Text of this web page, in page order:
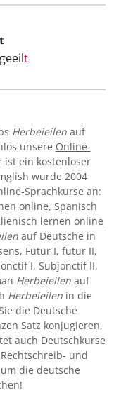
t
Herbeieilen auf
unsere Online-
ist ein kostenloser
wurde 2004
Sprachkurse an:
online, Spanisch
lernen online
auf Deutsche in
Futur I, futur II,
I, Subjonctif II,
Herbeieilenauf
Herbeieilen in die
die Deutsche
Satz konjugieren,
auch Deutschkurse
und
die deutsche